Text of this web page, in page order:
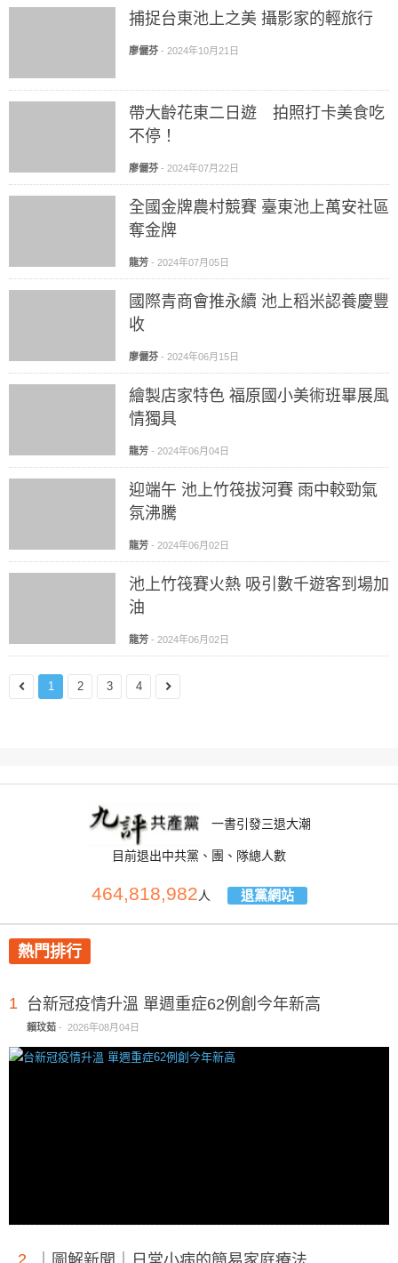
捕捉台東池上之美 攝影家的輕旅行
廖儷芬 - 2024年10月21日
帶大齡花東二日遊 拍照打卡美食吃
不停！
廖儷芬 - 2024年07月22日
全國金牌農村競賽 臺東池上萬安社區
奪金牌
龍芳 - 2024年07月05日
國際青商會推永續 池上稻米認養慶豐
收
廖儷芬 - 2024年06月15日
繪製店家特色 福原國小美術班畢展風
情獨具
龍芳 - 2024年06月04日
迎端午 池上竹筏拔河賽 雨中較勁氣
氛沸騰
龍芳 - 2024年06月02日
池上竹筏賽火熱 吸引數千遊客到場加
油
龍芳 - 2024年06月02日
1 2 3 4
一書引發三退大潮
目前退出中共黨、團、隊總人數
464,818,982人 退黨網站
熱門排行
1 台新冠疫情升溫 單週重症62例創今年新高
賴玟茹 - 2026年08月04日
2